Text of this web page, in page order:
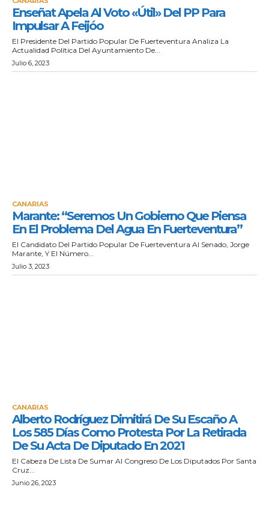
Enseñat Apela Al Voto «útil» Del PP Para
Impulsar A Feijóo
El Presidente Del Partido Popular De Fuerteventura Analiza La
Actualidad Política Del Ayuntamiento De...
Julio 6, 2023
CANARIAS
Marante: “Seremos Un Gobierno Que Piensa
En El Problema Del Agua En Fuerteventura”
El Candidato Del Partido Popular De Fuerteventura Al Senado, Jorge
Marante, Y El Número...
Julio 3, 2023
CANARIAS
Alberto Rodríguez Dimitirá De Su Escaño A
Los 585 Días Como Protesta Por La Retirada
De Su Acta De Diputado En 2021
El Cabeza De Lista De Sumar Al Congreso De Los Diputados Por Santa
Cruz...
Junio 26, 2023